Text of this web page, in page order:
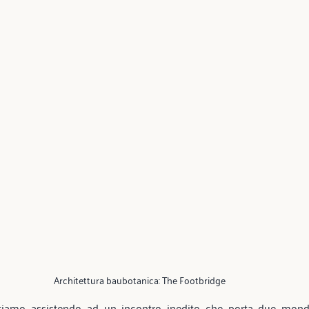
Architettura baubotanica: The Footbridge